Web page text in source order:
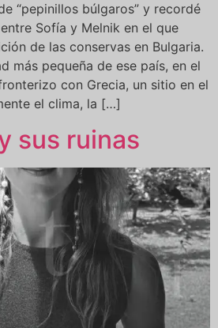
“pepinillos búlgaros” y recordé
Sofía y Melnik en el que
de las conservas en Bulgaria.
más pequeña de ese país, en el
con Grecia, un sitio en el
el clima, la […]
sus ruinas